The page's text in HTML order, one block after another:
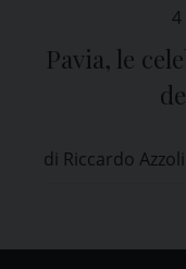
Pavia, le
di Riccardo